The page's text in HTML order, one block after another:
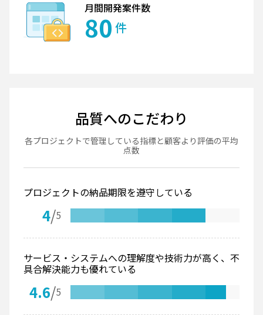
月間開発案件数
80 件
品質へのこだわり
各プロジェクトで管理している指標と顧客より評価の平均
点数
プロジェクトの納品期限を遵守している
4/5
サービス・システムへの理解度や技術力が高く、不
具合解決能力も優れている
4.6/5